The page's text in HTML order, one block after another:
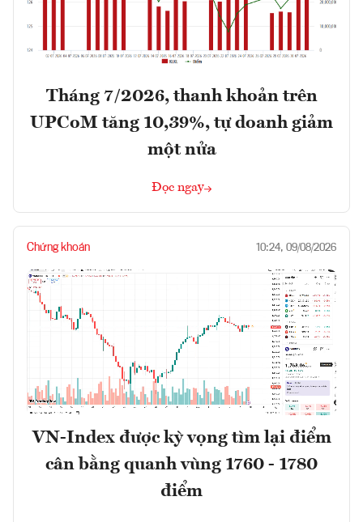
Tháng 7/2026, thanh khoản trên
UPCoM tăng 10,39%, tự doanh giảm
một nửa
Đọc ngay
Chứng khoán 10:24, 09/08/2026
VN-Index được kỳ vọng tìm lại điểm
cân bằng quanh vùng 1760 - 1780
điểm